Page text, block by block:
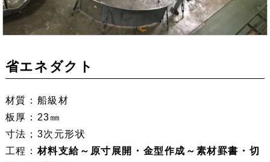
省エネダクト
材質：船級材
板厚：23㎜
寸法；3次元形状
工程：材料支給～原寸展開・金型作成～素材罫書・切